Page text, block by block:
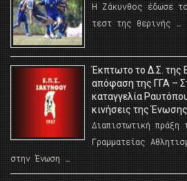
Η Ζάκυνθος έδωσε
τεστ της θερινής …
Έκπτωτο το Δ.Σ. της
απόφαση της ΓΓΑ –
καταγγελία
κινήσεις της
Διαπιστωτική πράξη
Γραμματείας
στην Ένωση …